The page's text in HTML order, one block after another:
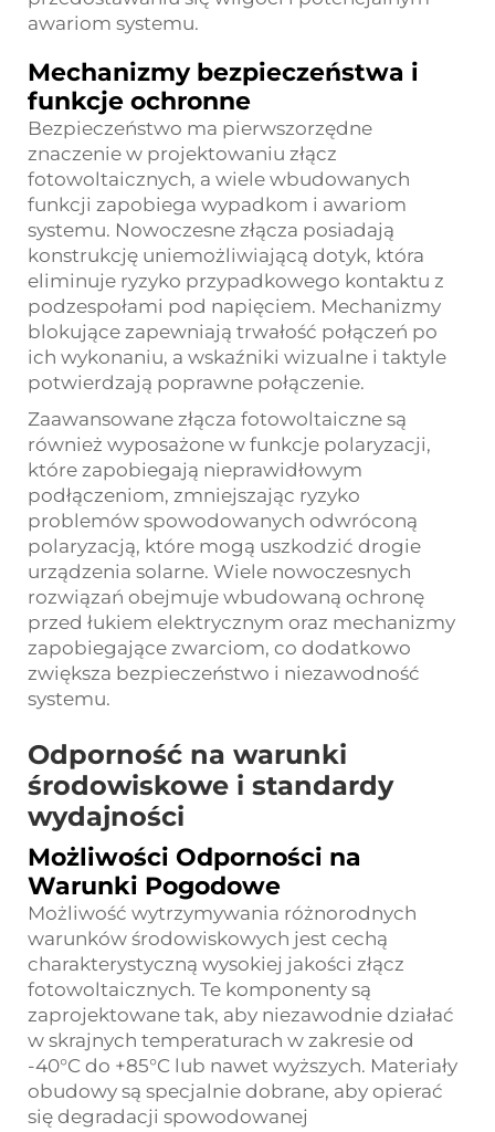
awariom systemu.
Mechanizmy bezpieczeństwa i
funkcje ochronne
Bezpieczeństwo ma pierwszorzędne
znaczenie w projektowaniu złącz
fotowoltaicznych, a wiele wbudowanych
funkcji zapobiega wypadkom i awariom
systemu. Nowoczesne złącza posiadają
konstrukcję uniemożliwiającą dotyk, która
eliminuje ryzyko przypadkowego kontaktu z
podzespołami pod napięciem. Mechanizmy
blokujące zapewniają trwałość połączeń po
ich wykonaniu, a wskaźniki wizualne i taktyle
potwierdzają poprawne połączenie.
Zaawansowane złącza fotowoltaiczne są
również wyposażone w funkcje polaryzacji,
które zapobiegają nieprawidłowym
podłączeniom, zmniejszając ryzyko
problemów spowodowanych odwróconą
polaryzacją, które mogą uszkodzić drogie
urządzenia solarne. Wiele nowoczesnych
rozwiązań obejmuje wbudowaną ochronę
przed łukiem elektrycznym oraz mechanizmy
zapobiegające zwarciom, co dodatkowo
zwiększa bezpieczeństwo i niezawodność
systemu.
Odporność na warunki
środowiskowe i standardy
wydajności
Możliwości Odporności na
Warunki Pogodowe
Możliwość wytrzymywania różnorodnych
warunków środowiskowych jest cechą
charakterystyczną wysokiej jakości złącz
fotowoltaicznych. Te komponenty są
zaprojektowane tak, aby niezawodnie działać
w skrajnych temperaturach w zakresie od
-40°C do +85°C lub nawet wyższych. Materiały
obudowy są specjalnie dobrane, aby opierać
się degradacji spowodowanej